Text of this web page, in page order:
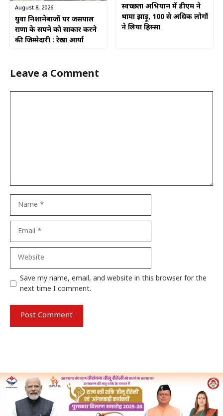
August 8, 2026
युवा निशानेबाजों पर जसपाल
राणा के सपने को साकार करने
की जिम्मेदारी : रेखा आर्या
स्वच्छता अभियान में डीएम ने
थामा झाड़ू, 100 से अधिक लोगों
ने लिया हिस्सा
Leave a Comment
Website
Save my name, email, and website in this browser for the
next time I comment.